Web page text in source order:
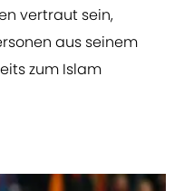
vertraut sein,
aus seinem
zum Islam